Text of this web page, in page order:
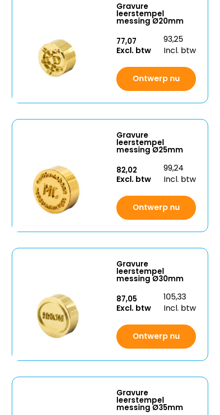
Gravure
leerstempel
messing Ø20mm
77,07
Excl. btw
93,25
Incl. btw
Ontwerp nu
Gravure
leerstempel
messing Ø25mm
82,02
Excl. btw
99,24
Incl. btw
Ontwerp nu
Gravure
leerstempel
messing Ø30mm
87,05
Excl. btw
105,33
Incl. btw
Ontwerp nu
Gravure
leerstempel
messing Ø35mm